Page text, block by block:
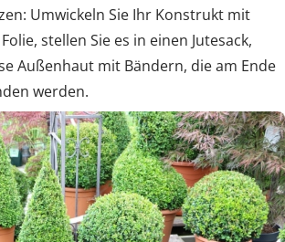
Umwickeln Sie Ihr Konstrukt mit
stellen Sie es in einen Jutesack,
Außenhaut mit Bändern, die am Ende
werden.